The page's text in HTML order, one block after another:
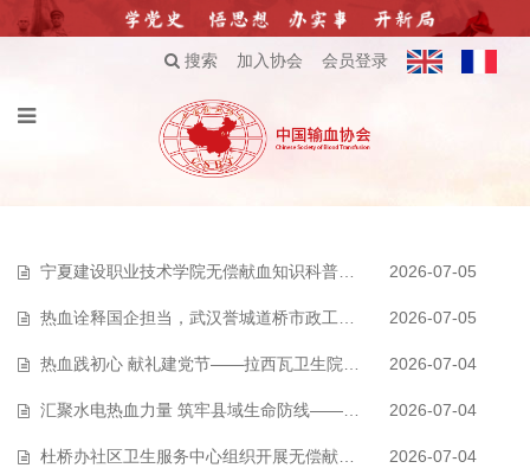
搜索 加入协会 会员登录
宁夏建设职业技术学院无偿献血知识科普宣讲比赛圆满举办 2026-07-05
热血诠释国企担当，武汉誉城道桥市政工程有限公司开展无偿献血活动 2026-07-05
热血践初心 献礼建党节——拉西瓦卫生院联合中心血库开展无偿献血活动 2026-07-04
汇聚水电热血力量 筑牢县域生命防线——黄河公司拉西瓦发电分公司赴贵德县… 2026-07-04
杜桥办社区卫生服务中心组织开展无偿献血活动 2026-07-04